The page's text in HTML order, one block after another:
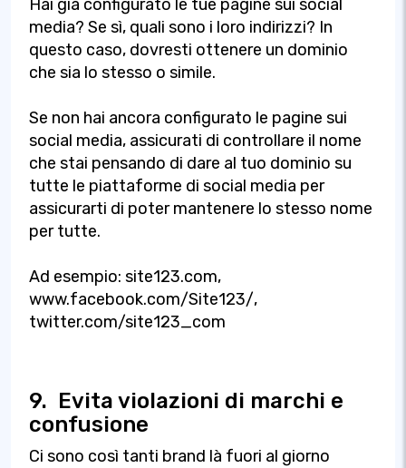
Hai già configurato le tue pagine sui social
media? Se sì, quali sono i loro indirizzi? In
questo caso, dovresti ottenere un dominio
che sia lo stesso o simile.
Se non hai ancora configurato le pagine sui
social media, assicurati di controllare il nome
che stai pensando di dare al tuo dominio su
tutte le piattaforme di social media per
assicurarti di poter mantenere lo stesso nome
per tutte.
Ad esempio: site123.com,
www.facebook.com/Site123/,
twitter.com/site123_com
9. Evita violazioni di marchi e
confusione
Ci sono così tanti brand là fuori al giorno